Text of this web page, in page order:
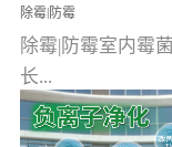
除霉|防霉
除霉|防霉室内霉
长...